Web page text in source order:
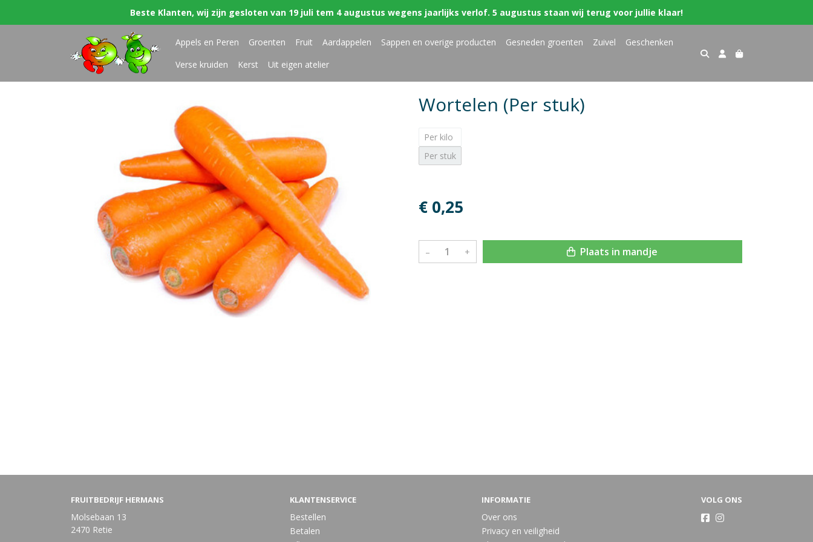
Beste Klanten, wij zijn gesloten van 19 juli tem 4 augustus wegens jaarlijks verlof. 5 augustus staan wij terug voor jullie klaar!
Appels en Peren Groenten Fruit Aardappelen Sappen en overige producten Gesneden groenten Zuivel
Geschenken
Verse kruiden
Kerst Uit eigen atelier
Wortelen (Per stuk)
Per kilo
Per stuk
€ 0,25
– + Plaats in mandje
FRUITBEDRIJF HERMANS
Molsebaan 13
2470 Retie
KLANTENSERVICE
Bestellen
Betalen
INFORMATIE
Over ons
Privacy en veiligheid
VOLG ONS